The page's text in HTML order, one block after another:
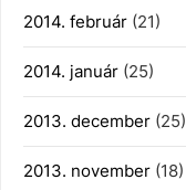
2014. február (21)
2014. január (25)
2013. december (25)
2013. november (18)